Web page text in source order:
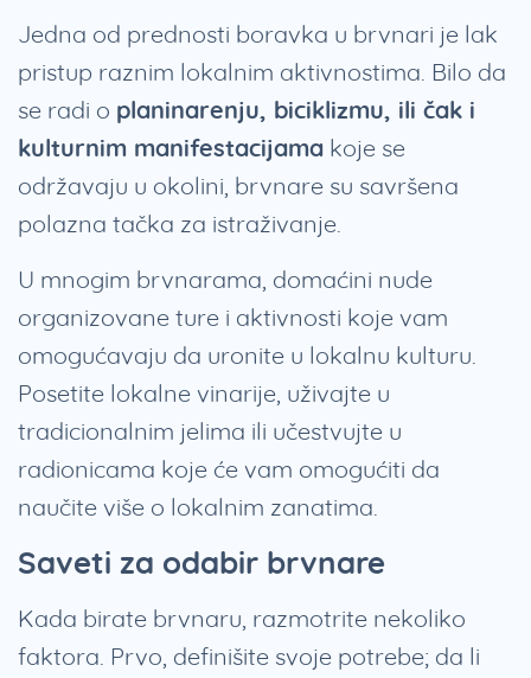
Jedna od prednosti boravka u brvnari je lak
pristup raznim lokalnim aktivnostima. Bilo da
se radi o planinarenju, biciklizmu, ili čak i
kulturnim manifestacijama koje se
održavaju u okolini, brvnare su savršena
polazna tačka za istraživanje.
U mnogim brvnarama, domaćini nude
organizovane ture i aktivnosti koje vam
omogućavaju da uronite u lokalnu kulturu.
Posetite lokalne vinarije, uživajte u
tradicionalnim jelima ili učestvujte u
radionicama koje će vam omogućiti da
naučite više o lokalnim zanatima.
Saveti za odabir brvnare
Kada birate brvnaru, razmotrite nekoliko
faktora. Prvo, definišite svoje potrebe; da li